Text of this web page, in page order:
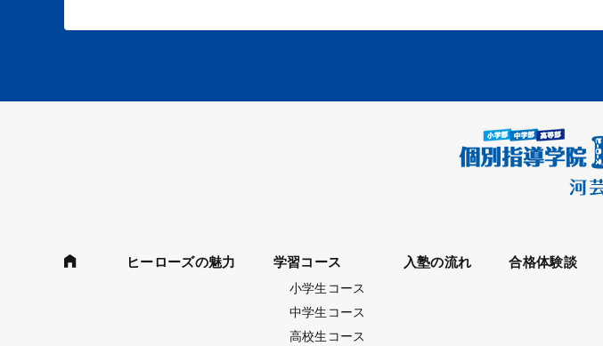
ヒーローズの魅力 学習コース
小学生コース
中学生コース
高校生コース
入塾の流れ 合格体験談